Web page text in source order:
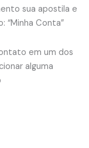
sua apostila e
“Minha Conta”
em um dos
alguma